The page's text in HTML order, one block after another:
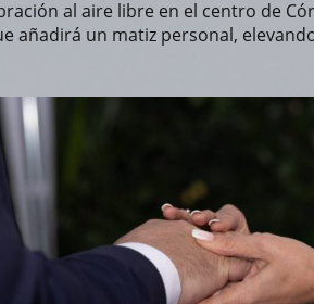
al aire libre en el centro de
añadirá un matiz personal,